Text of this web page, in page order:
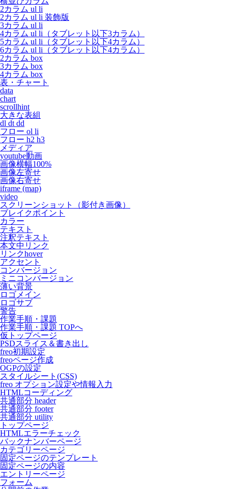
2カラム ul li
2カラム ul li 装飾版
3カラム ul li
4カラム ul li（タブレット以下3カラム）
5カラム ul li（タブレット以下4カラム）
6カラム ul li（タブレット以下4カラム）
2カラム box
3カラム box
4カラム box
表・チャート
data
chart
scrollhint
大きな表組
dl dt dd
フロー ol li
フロー h2 h3
メディア
youtube動画
画像横幅100%
画像左寄せ
画像右寄せ
iframe (map)
video
スクリーンショット（影付き画像）
ブレイクポイント
カラー
テキスト
注釈テキスト
本文中リンク
リンクhover
アクセント
コンバージョン
ミニコンバージョン
薄い背景
ロゴメイン
ロゴサブ
警告
作業手順・課題
作業手順・課題 TOPへ
仮トップページ
PSDスライス＆書き出し
freo初期設定
freoページ作成
OGPの設定
スタイルシート(CSS)
freo オプション設定や情報入力
HTMLコーディング
共通部分 header
共通部分 footer
共通部分 utility
トップページ
HTMLエラーチェック
バックナンバーページ
カテゴリーページ
固定ページのテンプレート
固定ページの内容
エントリーページ
フォーム